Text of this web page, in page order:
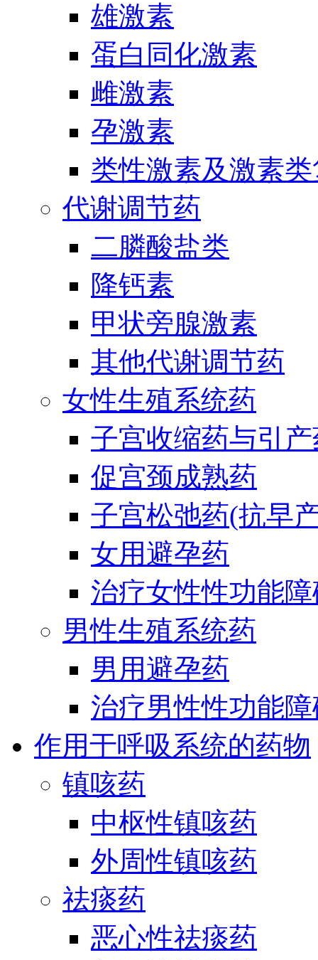
雄激素
蛋白同化激素
雌激素
孕激素
类性激素及激素
代谢调节药
二膦酸盐类
降钙素
甲状旁腺激素
其他代谢调节药
女性生殖系统药
子宫收缩药与引
促宫颈成熟药
子宫松弛药(抗早
女用避孕药
治疗女性性功能
男性生殖系统药
男用避孕药
治疗男性性功能
作用于呼吸系统的药物
镇咳药
中枢性镇咳药
外周性镇咳药
祛痰药
恶心性祛痰药